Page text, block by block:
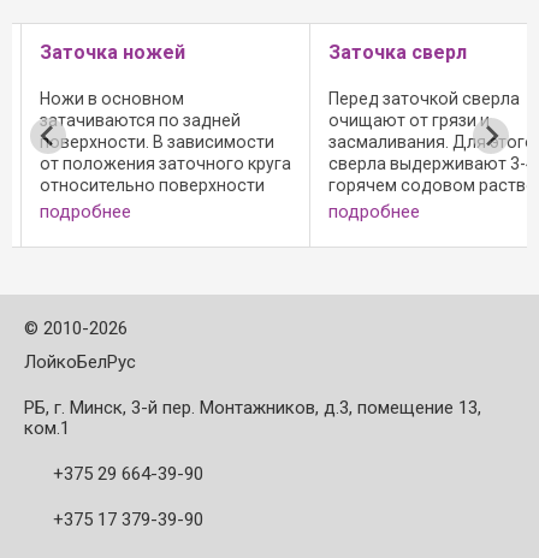
Заточка ножей
Ножи в основном
затачиваются по задней
поверхности. В зависимости
от положения заточного круга
относительно поверхности
шлифования различают 4
заточке торцом круга не
ось круга строго ...
подробнее
Заточка сверл
Перед заточкой сверла
очищают от грязи и
засмаливания. Для этого
сверла выдерживают 3-
горячем содовом
или 10-15мин в
концентрации. Остатки
скребком.
подробнее
© 2010-2026
ЛойкоБелРус
РБ, г. Минск, 3-й пер. Монтажников, д.3, помещение 13,
ком.1
+375 29 664-39-90
+375 17 379-39-90